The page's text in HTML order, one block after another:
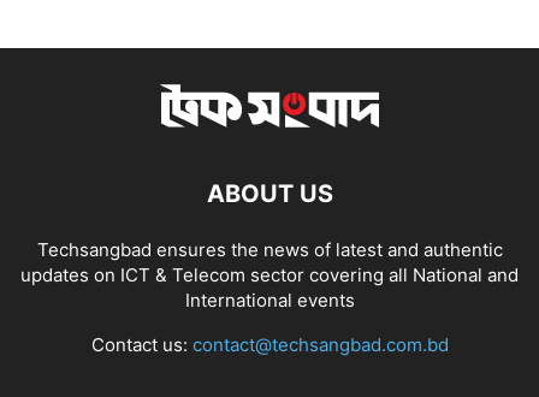
ABOUT US
Techsangbad ensures the news of latest and authentic
updates on ICT & Telecom sector covering all National and
International events
Contact us: contact@techsangbad.com.bd